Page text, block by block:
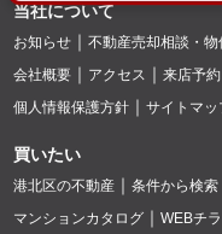
当社について
お知らせ 不動産売却相談・物
会社概要
アクセス 来店予約
個人情報保護方針
サイトマッ
買いたい
港北区の不動産 条件から検索
マンションカタログ
WEBチ